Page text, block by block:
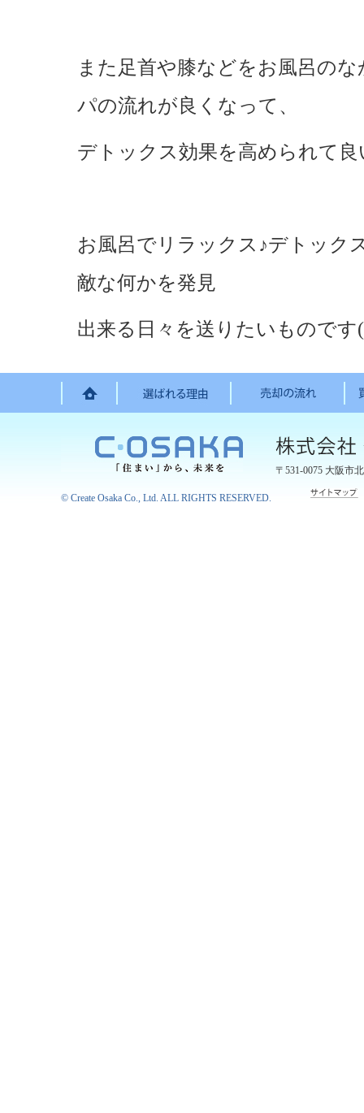
また足首や膝などをお風呂の
パの流れが良くなって、
デトックス効果を高められて
お風呂でリラックス♪デトック
敵な何かを発見
出来る日々を送りたいものです
〒531-0075 大阪市
© Create Osaka Co., Ltd. ALL RIGHTS RESERVED.